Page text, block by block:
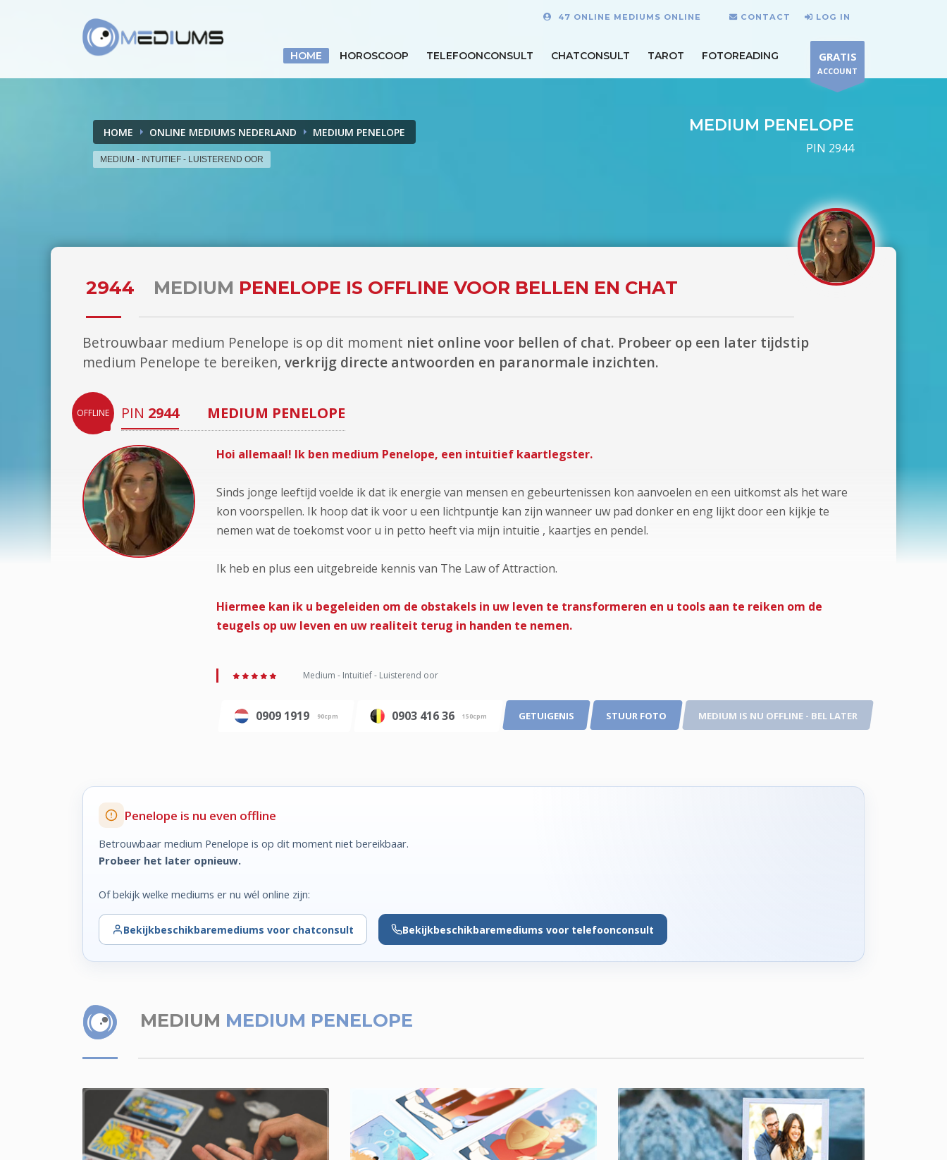
47 ONLINE MEDIUMS ONLINE CONTACT LOG IN
HOME HOROSCOOP TELEFOONCONSULT CHATCONSULT TAROT FOTOREADING GRATIS
ACCOUNT
HOME ONLINE MEDIUMS NEDERLAND MEDIUM PENELOPE
MEDIUM - INTUITIEF - LUISTEREND OOR
MEDIUM PENELOPE
PIN 2944
2944 MEDIUM PENELOPE IS OFFLINE VOOR BELLEN EN CHAT
Betrouwbaar medium Penelope is op dit moment niet online voor bellen of chat. Probeer op een later tijdstip
medium Penelope te bereiken, verkrijg directe antwoorden en paranormale inzichten.
OFFLINE PIN 2944 MEDIUM PENELOPE
Hoi allemaal! Ik ben medium Penelope, een intuitief kaartlegster.
Sinds jonge leeftijd voelde ik dat ik energie van mensen en gebeurtenissen kon aanvoelen en een uitkomst als het ware
kon voorspellen. Ik hoop dat ik voor u een lichtpuntje kan zijn wanneer uw pad donker en eng lijkt door een kijkje te
nemen wat de toekomst voor u in petto heeft via mijn intuitie , kaartjes en pendel.
Ik heb en plus een uitgebreide kennis van The Law of Attraction.
Hiermee kan ik u begeleiden om de obstakels in uw leven te transformeren en u tools aan te reiken om de
teugels op uw leven en uw realiteit terug in handen te nemen.
Medium - Intuitief - Luisterend oor
0909 1919 90cpm 0903 416 36 150cpm GETUIGENIS STUUR FOTO MEDIUM IS NU OFFLINE - BEL LATER
Penelope is nu even offline
Betrouwbaar medium Penelope is op dit moment niet bereikbaar.
Probeer het later opnieuw.
Of bekijk welke mediums er nu wél online zijn:
Bekijkbeschikbaremediums voor chatconsult Bekijkbeschikbaremediums voor telefoonconsult
MEDIUM MEDIUM PENELOPE